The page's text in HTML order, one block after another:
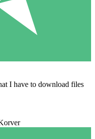
I have to download files